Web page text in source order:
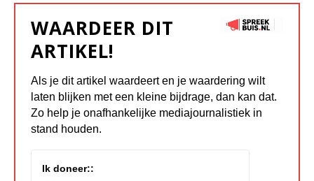
WAARDEER DIT
ARTIKEL!
Als je dit artikel waardeert en je waardering wilt
laten blijken met een kleine bijdrage, dan kan dat.
Zo help je onafhankelijke mediajournalistiek in
stand houden.
Ik doneer::